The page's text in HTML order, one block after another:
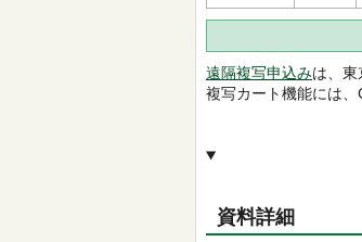
遠隔複写申込みは、東
複写カート機能には、
資料詳細